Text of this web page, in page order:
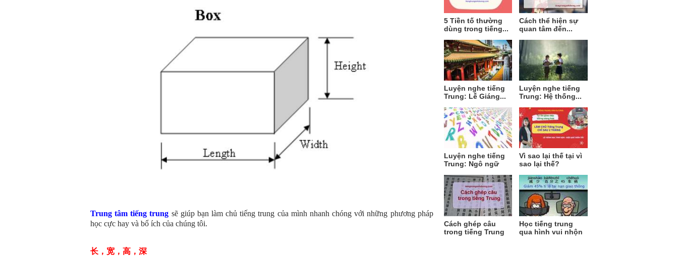
Trung tâm tiếng trung sẽ giúp bạn làm chủ tiếng trung của mình nhanh chóng với những phương pháp
học cực hay và bổ ích của chúng tôi.
长，宽，高，深
5 Tiền tố thường
dùng trong tiếng...
Cách thể hiện sự
quan tâm đến...
Luyện nghe tiếng
Trung: Lễ Giáng...
Luyện nghe tiếng
Trung: Hệ thống...
Luyện nghe tiếng
Trung: Ngô ngữ
Vì sao lại thế tại vì
sao lại thế?
Cách ghép câu
trong tiếng Trung
Học tiếng trung
qua hình vui nhộn